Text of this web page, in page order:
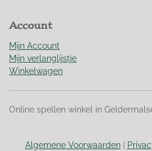
r
e
n
Account
Mijn Account
Mijn verlanglijstje
Winkelwagen
Online spellen winkel in
Algemene Voorwaarden|